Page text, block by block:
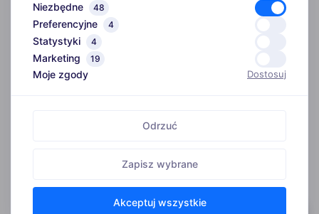
O FIRMIE
Biuro
Kim jesteśmy
Byli z nami
ADRES
Niezbędne 48
Preferencyjne 4
Statystyki 4
Marketing 19
Moje zgody Dostosuj
Akceptuj wszystkie
Odrzuć
Zapisz wybrane